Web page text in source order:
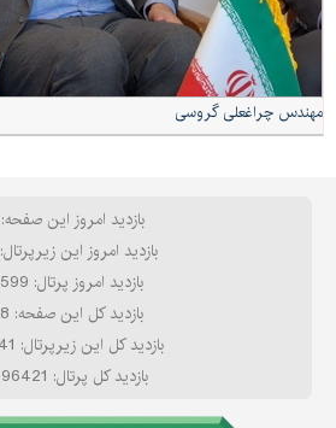
مهندس چراغعلی گروسی
بازدید امروز این صفحه: 1
بازدید امروز این زیرپرتال: 45
بازدید امروز پرتال: 2599
بازدید کل این صفحه: 68
بازدید کل این زیرپرتال: 17441
بازدید کل پرتال: 1096421